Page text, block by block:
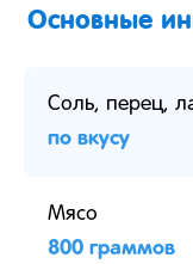
Основные
Соль, перец,
по вкусу
Мясо
800 граммов